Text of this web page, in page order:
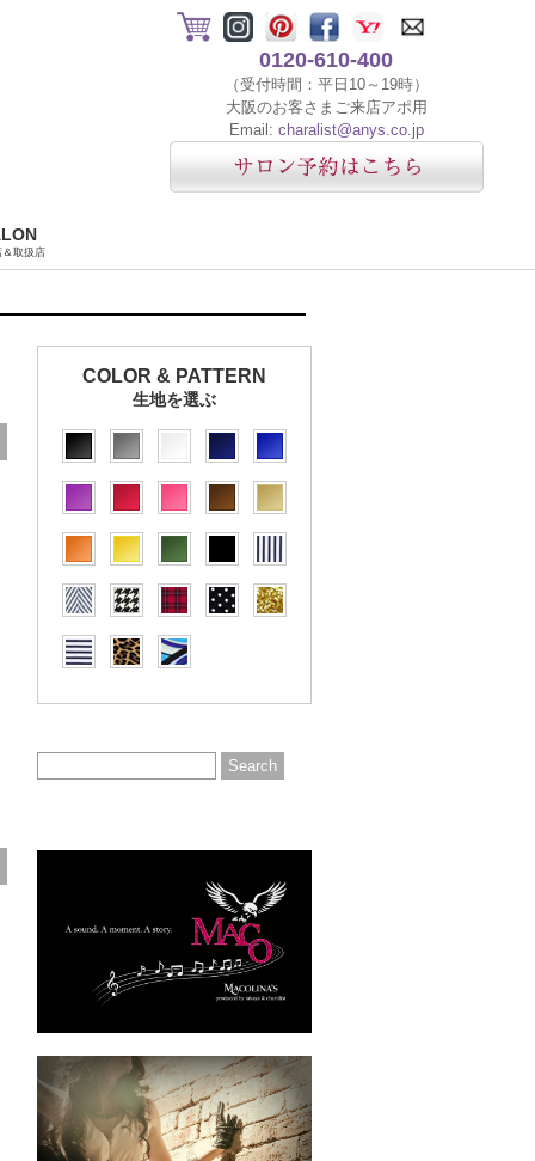
0120-610-400
（受付時間：平日10～19時）
大阪のお客さまご来店アポ用
Email: charalist@anys.co.jp
＆取扱店
COLOR & PATTERN
生地を選ぶ